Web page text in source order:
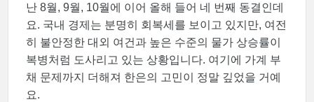
난 8월, 9월, 10월에 이어 올해 들어 네 번째 동결인데
요. 국내 경제는 분명히 회복세를 보이고 있지만, 여전
히 불안정한 대외 여건과 높은 수준의 물가 상승률이
복병처럼 도사리고 있는 상황입니다. 여기에 가계 부
채 문제까지 더해져 한은의 고민이 정말 깊었을 거예
요.